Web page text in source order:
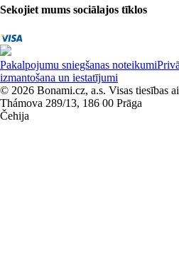
Sekojiet mums sociālajos tīklos
Pakalpojumu sniegšanas noteikumi
izmantošana un iestatījumi
© 2026 Bonami.cz, a.s. Visas tiesības
Thámova 289/13, 186 00 Prāga
Čehija